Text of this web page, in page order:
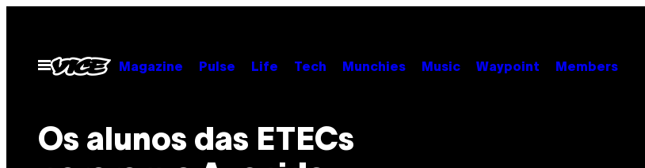
contentOpen
Menu
Magazine Pulse Life Tech Munchies Music Waypoint Members
Os alunos das ETECs